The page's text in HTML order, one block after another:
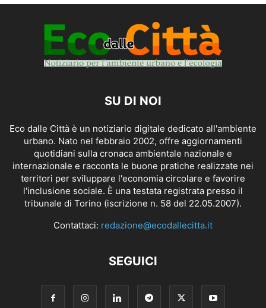
SU DI NOI
Eco dalle Città è un notiziario digitale dedicato all'ambiente
urbano. Nato nel febbraio 2002, offre aggiornamenti
quotidiani sulla cronaca ambientale nazionale e
internazionale e racconta le buone pratiche realizzate nei
territori per sviluppare l'economia circolare e favorire
l'inclusione sociale. È una testata registrata presso il
tribunale di Torino (iscrizione n. 58 del 22.05.2007).
Contattaci: redazione@ecodallecitta.it
SEGUICI